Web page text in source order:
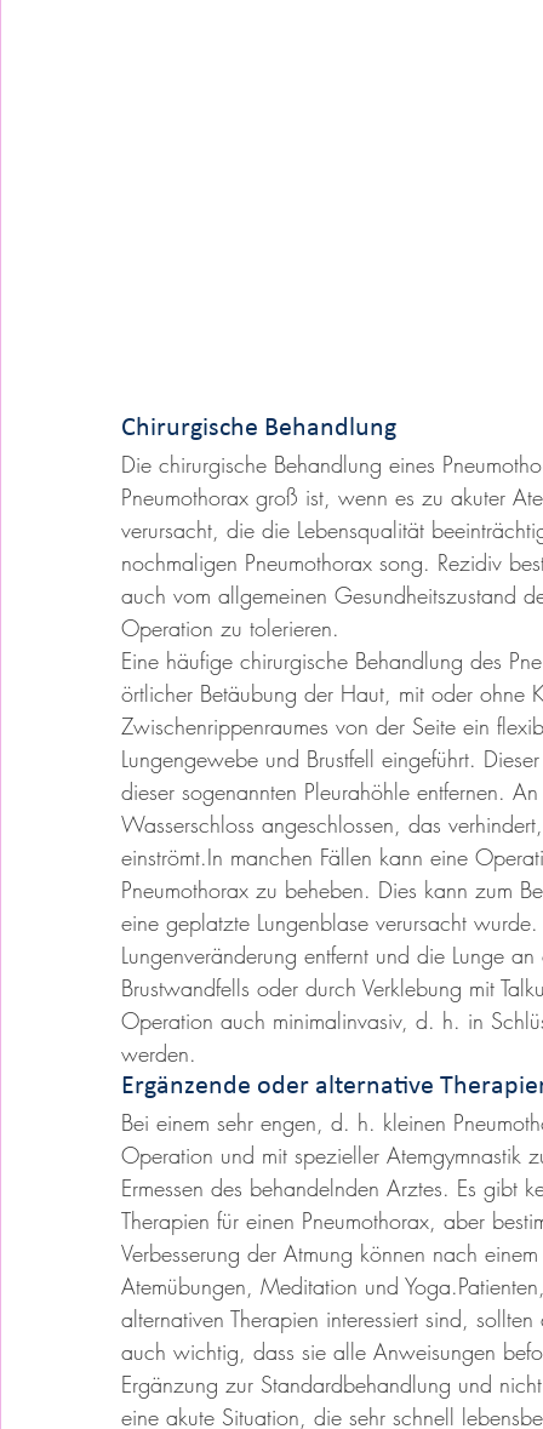
Chirurgische Behandlung
Die chirurgische Behandlung eines
Pneumothorax groß ist, wenn es zu akuter
verursacht, die die Lebensqualität
nochmaligen Pneumothorax song. Rezidiv
auch vom allgemeinen Gesundheitszustand
Operation zu tolerieren.
Eine häufige chirurgische Behandlung des
örtlicher Betäubung der Haut, mit oder ohne
Zwischenrippenraumes von der Seite ein
Lungengewebe und Brustfell eingeführt.
dieser sogenannten Pleurahöhle entfernen.
Wasserschloss angeschlossen, das
einströmt.In manchen Fällen kann eine
Pneumothorax zu beheben. Dies kann zum
eine geplatzte Lungenblase verursacht
Lungenveränderung entfernt und die Lunge
Brustwandfells oder durch Verklebung mit
Operation auch minimalinvasiv, d. h. in
werden.
Ergänzende oder alternative
Bei einem sehr engen, d. h. kleinen
Operation und mit spezieller Atemgymnastik
Ermessen des behandelnden Arztes. Es gibt
Therapien für einen Pneumothorax, aber
Verbesserung der Atmung können nach
Atemübungen, Meditation und
alternativen Therapien interessiert sind,
auch wichtig, dass sie alle Anweisungen
Ergänzung zur Standardbehandlung und
eine akute Situation, die sehr schnell